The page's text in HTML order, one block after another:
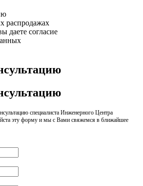
распродажах
даете согласие
специалиста Инженерного Центра
эту форму и мы с Вами свяжемся в ближайшее